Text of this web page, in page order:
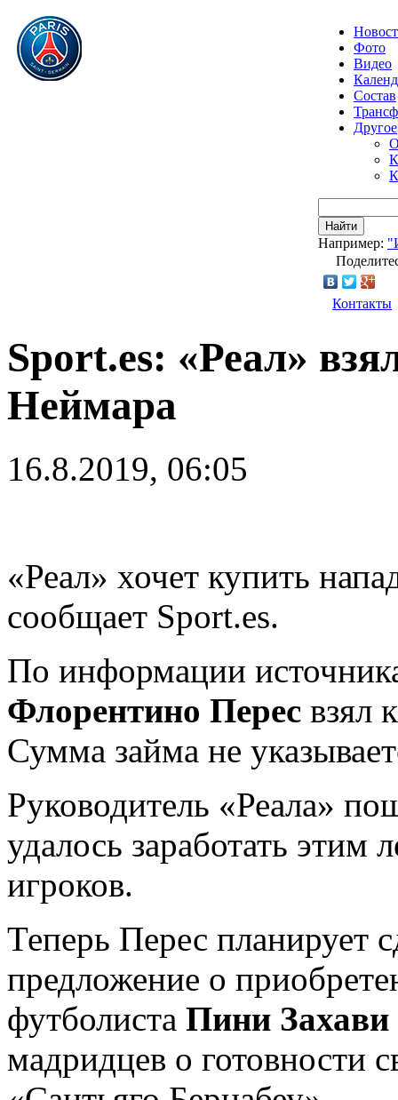
Фото
Видео
Состав
Другое
Найти
Например:
Контакты
Sport.es: «Реал»
Неймара
16.8.2019, 06:05
«Реал» хочет купить
сообщает Sport.es.
По информации
Флорентино Перес взял
Сумма займа не
Руководитель «Реала»
удалось заработать
игроков.
Теперь Перес планирует
предложение о
футболиста Пини Захави
мадридцев о готовности